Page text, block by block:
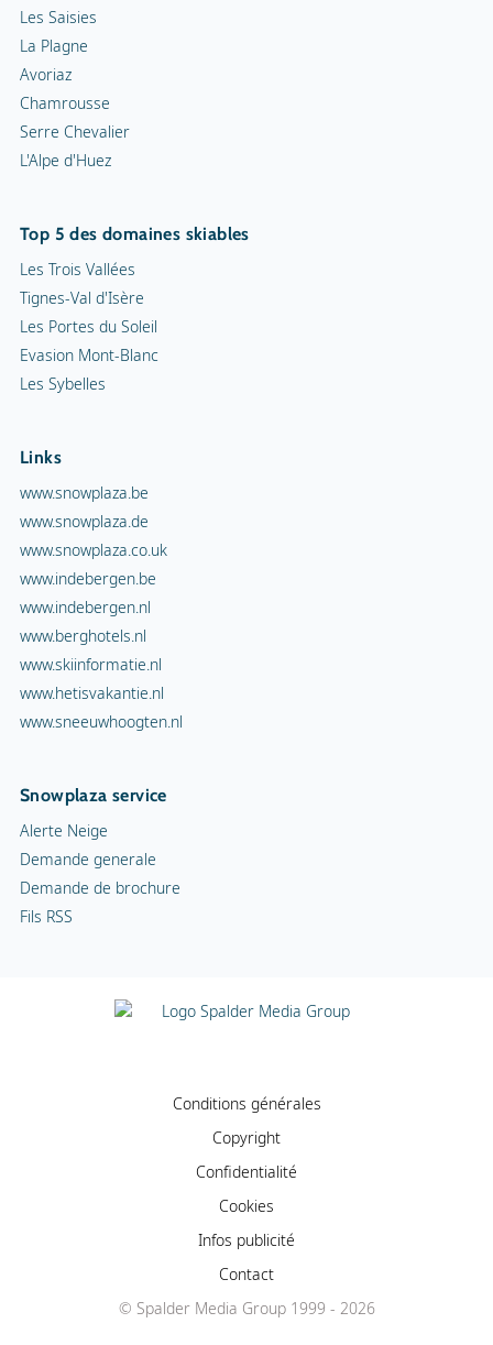
Les Saisies
La Plagne
Avoriaz
Chamrousse
Serre Chevalier
L'Alpe d'Huez
Top 5 des domaines skiables
Les Trois Vallées
Tignes-Val d'Isère
Les Portes du Soleil
Evasion Mont-Blanc
Les Sybelles
Links
www.snowplaza.be
www.snowplaza.de
www.snowplaza.co.uk
www.indebergen.be
www.indebergen.nl
www.berghotels.nl
www.skiinformatie.nl
www.hetisvakantie.nl
www.sneeuwhoogten.nl
Snowplaza service
Alerte Neige
Demande generale
Demande de brochure
Fils RSS
Conditions générales
Copyright
Confidentialité
Cookies
Infos publicité
Contact
© Spalder Media Group 1999 - 2026